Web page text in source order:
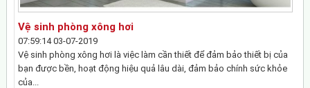
Vệ sinh phòng xông hơi
07:59:14 03-07-2019
Vệ sinh phòng xông hơi là việc làm cần thiết để đảm bảo thiết bị của
bạn được bền, hoạt động hiệu quả lâu dài, đảm bảo chính sức khỏe
của...